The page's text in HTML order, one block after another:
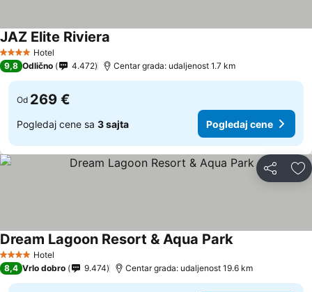
4 ZvezdiceHotel
JAZ Elite Riviera
9,8 Odlično 4.472 Centar grada: udaljenost 1.7 km
Od 269 €
Pogledaj cene sa 3 sajta Pogledaj cene
Deli
4 ZvezdiceHotel
Dream Lagoon Resort & Aqua Park
8,4 Vrlo dobro 9.474 Centar grada: udaljenost 19.6 km